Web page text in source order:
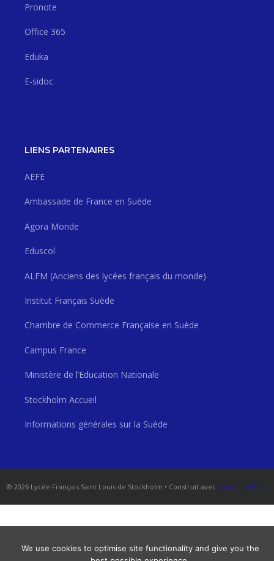
Pronote
Office 365
Eduka
E-sidoc
LIENS PARTENAIRES
AEFE
Ambassade de France en Suède
Agora Monde
Eduscol
ALFM (Anciens des lycées français du monde)
Institut Français Suède
Chambre de Commerce Française en Suède
Campus France
Ministère de l’Education Nationale
Stockholm Accueil
Informations générales sur la Suède
© 2026 Lycée Français Saint Louis de Stockholm • Construit avec GeneratePress
We use cookies to optimise site functionality and give you the